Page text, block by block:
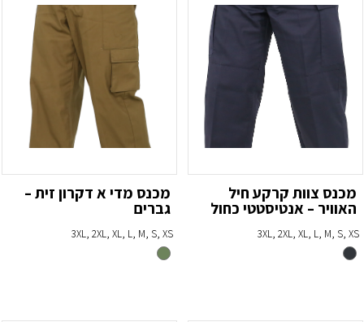
מכנס צוות קרקע חיל
האוויר – אנטיסטטי כחול
3XL, 2XL, XL, L, M, S, XS
מכנס מדי א דקרון זית –
גברים
3XL, 2XL, XL, L, M, S, XS